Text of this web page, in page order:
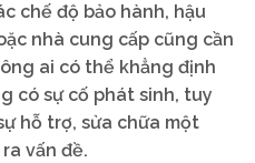
chế độ bảo hành, hậu
nhà cung cấp cũng cần
ai có thể khẳng định
có sự cố phát sinh, tuy
hỗ trợ, sửa chữa một
vấn đề.